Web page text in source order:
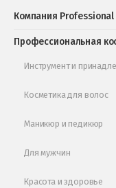
Компания Professional
Профессиональная
Инструмент и
Косметика для волос
Маникюр и педикюр
Для мужчин
Красота и здоровье
Обучающее видео